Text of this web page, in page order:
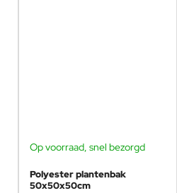
Op voorraad, snel bezorgd
Polyester plantenbak
50x50x50cm